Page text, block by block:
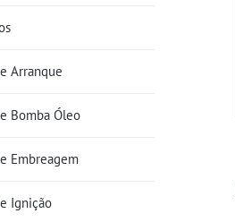
Arranque
Bomba Óleo
Embreagem
Ignição